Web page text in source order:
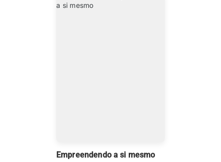
Empreendendo a si mesmo